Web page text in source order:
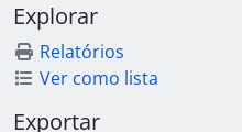
Explorar
Relatórios
Ver como lista
Exportar